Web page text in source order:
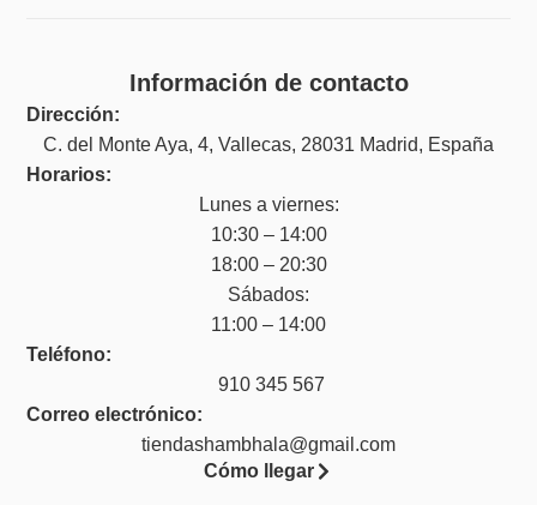
Información de contacto
Dirección:
C. del Monte Aya, 4, Vallecas, 28031 Madrid, España
Horarios:
Lunes a viernes:
10:30 – 14:00
18:00 – 20:30
Sábados:
11:00 – 14:00
Teléfono:
910 345 567
Correo electrónico:
tiendashambhala@gmail.com
Cómo llegar